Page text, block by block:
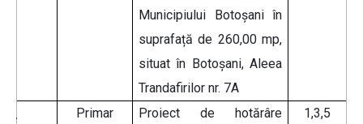
Municipiului Botoșani în
suprafață de 260,00 mp,
situat în Botoșani, Aleea
Trandafirilor nr. 7A
Primar
Proiect de hotărâre
1,3,5